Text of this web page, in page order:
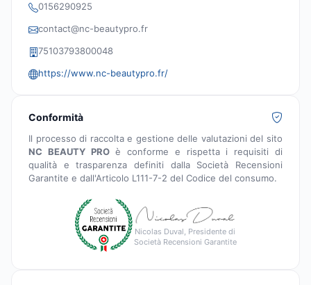
0156290925
contact@nc-beautypro.fr
75103793800048
https://www.nc-beautypro.fr/
Conformità
Il processo di raccolta e gestione delle valutazioni del sito
NC BEAUTY PROè conforme e rispetta i requisiti di
qualità e trasparenza definiti dalla Società Recensioni
Garantite e dall'Articolo L111-7-2 del Codice del consumo.
Nicolas Duval, Presidente di
Società Recensioni Garantite